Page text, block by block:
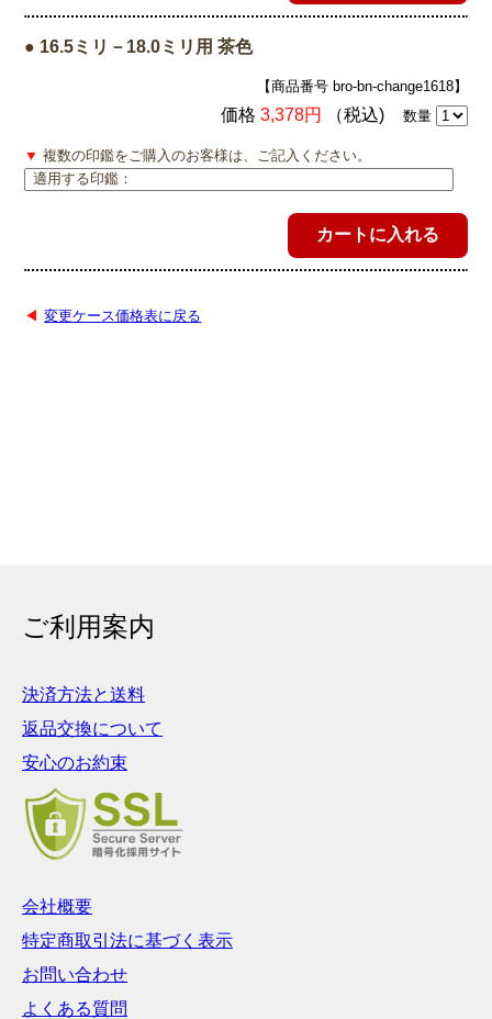
● 16.5ミリ－18.0ミリ用 茶色
【商品番号 bro-bn-change1618】
価格 3,378円 （税込) 数量
▼ 複数の印鑑をご購入のお客様は、ご記入ください。
◀ 変更ケース価格表に戻る
ご利用案内
決済方法と送料
返品交換について
安心のお約束
会社概要
特定商取引法に基づく表示
お問い合わせ
よくある質問